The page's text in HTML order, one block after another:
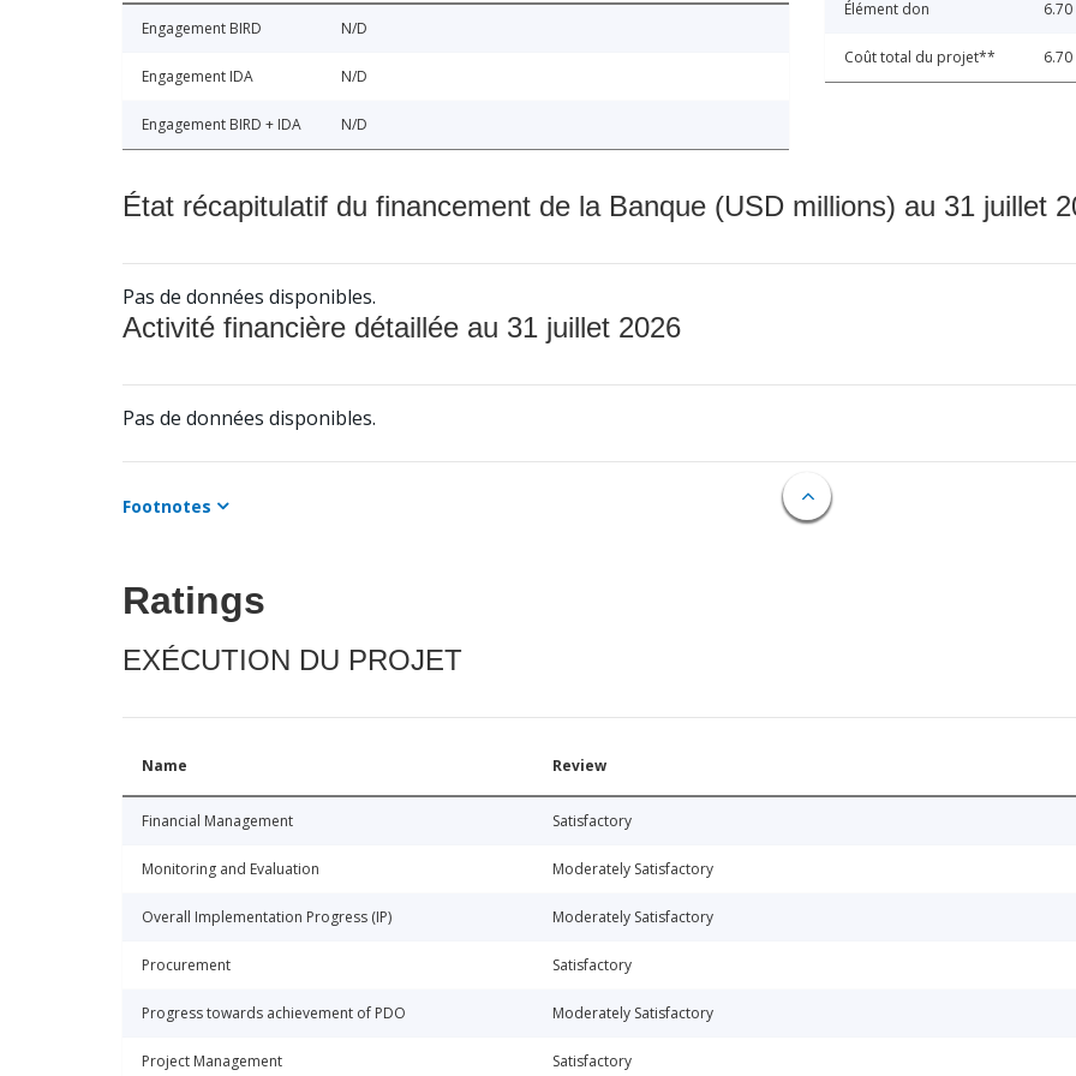
Engagement BIRD N/D
Engagement IDA N/D
Engagement BIRD + IDA N/D
Élément don 6.70
Coût total du projet** 6.70
État récapitulatif du financement de la Banque (USD millions) au 31 juillet
Pas de données disponibles.
Activité financière détaillée au 31 juillet 2026
Pas de données disponibles.
Footnotes
Ratings
EXÉCUTION DU PROJET
Name Review
Financial Management Satisfactory
Monitoring and Evaluation Moderately Satisfactory
Overall Implementation Progress (IP) Moderately Satisfactory
Procurement Satisfactory
Progress towards achievement of PDO Moderately Satisfactory
Project Management Satisfactory